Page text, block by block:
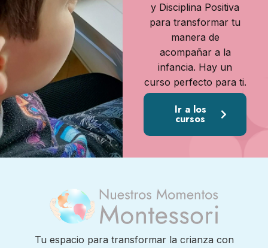
y Disciplina Positiva
para transformar tu
manera de
acompañar a la
infancia. Hay un
curso perfecto para ti.
Ir a los
cursos
Tu espacio para transformar la crianza con